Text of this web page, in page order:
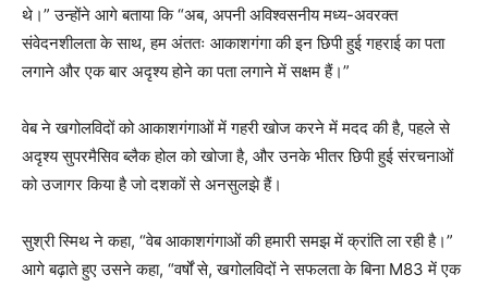
थे।” उन्होंने आगे बताया कि “अब, अपनी अविश्वसनीय मध्य-अवरक्त
संवेदनशीलता के साथ, हम अंततः आकाशगंगा की इन छिपी हुई गहराई का पता
लगाने और एक बार अदृश्य होने का पता लगाने में सक्षम हैं।”
वेब ने खगोलविदों को आकाशगंगाओं में गहरी खोज करने में मदद की है, पहले से
अदृश्य सुपरमैसिव ब्लैक होल को खोजा है, और उनके भीतर छिपी हुई संरचनाओं
को उजागर किया है जो दशकों से अनसुलझे हैं।
सुश्री स्मिथ ने कहा, “वेब आकाशगंगाओं की हमारी समझ में क्रांति ला रही है।”
आगे बढ़ाते हुए उसने कहा, “वर्षों से, खगोलविदों ने सफलता के बिना M83 में एक